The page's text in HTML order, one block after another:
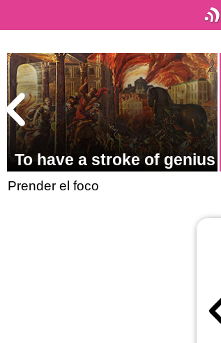
To have a stroke of genius
Prender el foco